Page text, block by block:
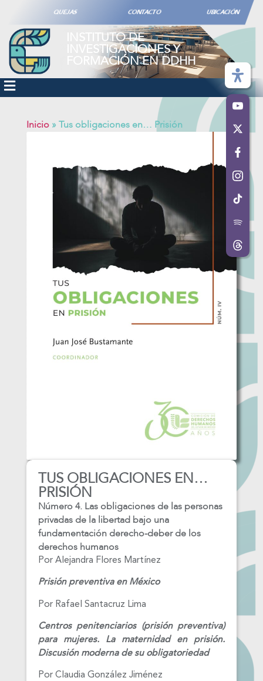
QUEJAS CONTACTO UBICACIÓN
INSTITUTO DE
INVESTIGACIONES Y
FORMACIÓN EN DDHH
Inicio» Tus obligaciones en… Prisión
TUS OBLIGACIONES EN…
PRISIÓN
Número 4. Las obligaciones de las personas
privadas de la libertad bajo una
fundamentación derecho-deber de los
derechos humanos
Por Alejandra Flores Martínez
Prisión preventiva en México
Por Rafael Santacruz Lima
Centros penitenciarios (prisión preventiva)
para mujeres. La maternidad en prisión.
Discusión moderna de su obligatoriedad
Por Claudia González Jiménez